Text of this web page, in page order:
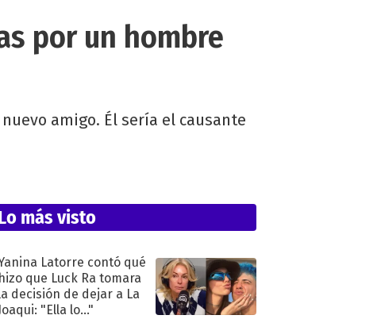
por un hombre
amigo. Él sería el causante
más visto
Latorre contó qué
hizo que Luck Ra tomara
decisión de dejar a La
"Ella lo..."